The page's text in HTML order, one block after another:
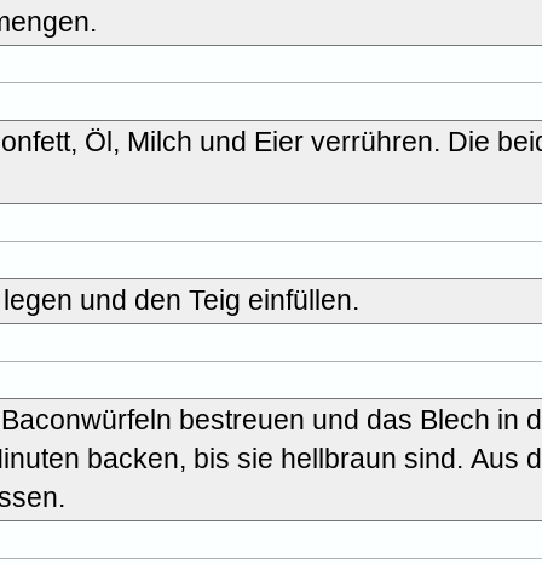
Öl, Milch und Eier verrühren. Die
und den Teig einfüllen.
bestreuen und das Blech in
backen, bis sie hellbraun sind. Aus